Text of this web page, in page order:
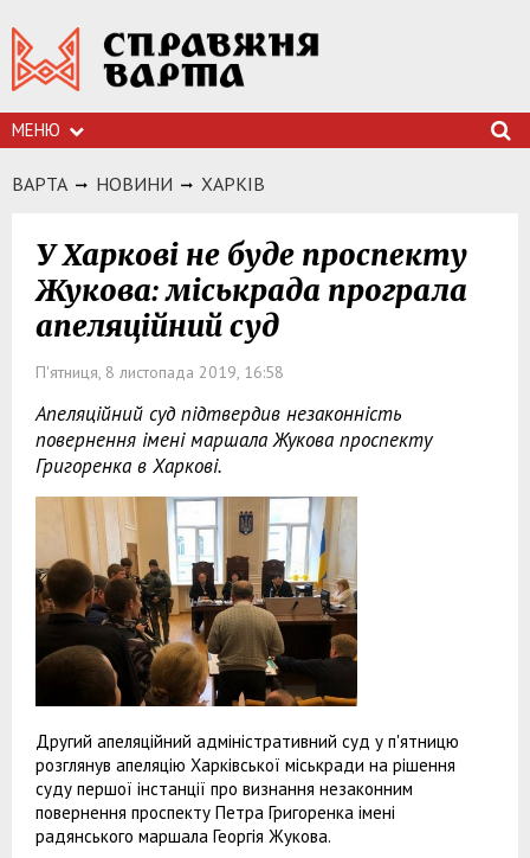
МЕНЮ
ВАРТА НОВИНИ ХАРКIВ
У Харкові не буде проспекту
Жукова: міськрада програла
апеляційний суд
П'ятниця, 8 листопада 2019, 16:58
Апеляційний суд підтвердив незаконність
повернення імені маршала Жукова проспекту
Григоренка в Харкові.
Другий апеляційний адміністративний суд у п'ятницю
розглянув апеляцію Харківської міськради на рішення
суду першої інстанції про визнання незаконним
повернення проспекту Петра Григоренка імені
радянського маршала Георгія Жукова.